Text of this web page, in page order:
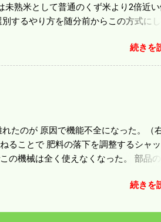
熟米として普通のくず米より2倍近
するやり方を随分前からこの方式にし
ど忙しい。 広島県の作況指数は98だ
い。 食協という米を扱う会社の社員
の被害と トリプルパンチで米が不足し
目立つ。 僕の最終作況指数はどんなこ
続きを
たのが 原因で機能不全になった。（
ることで 肥料の落下を調整するシャ
の機械は全く使えなくなった。 部品
ので精神衛生上 納得したことにして
閑期でも体を鍛える必要がありそうだ
続きを